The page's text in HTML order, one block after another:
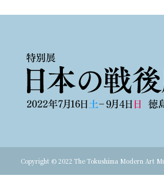
Copyright © 2022 The Tokushima Modern Art